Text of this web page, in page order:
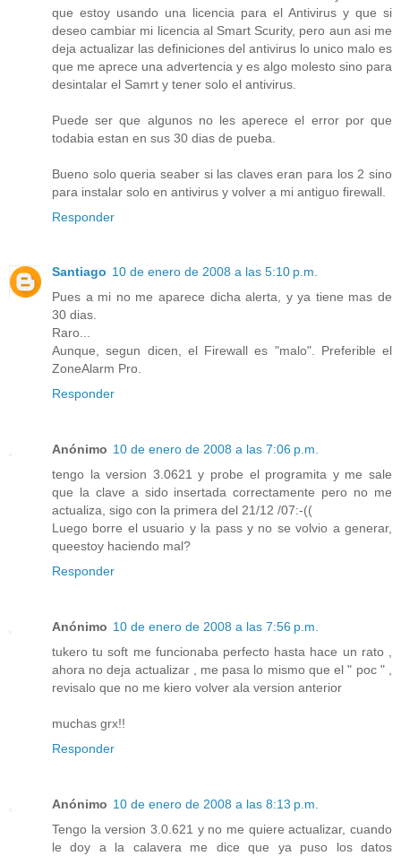
que estoy usando una licencia para el Antivirus y que si
deseo cambiar mi licencia al Smart Scurity, pero aun asi me
deja actualizar las definiciones del antivirus lo unico malo es
que me aprece una advertencia y es algo molesto sino para
desintalar el Samrt y tener solo el antivirus.
Puede ser que algunos no les aperece el error por que
todabia estan en sus 30 dias de pueba.
Bueno solo queria seaber si las claves eran para los 2 sino
para instalar solo en antivirus y volver a mi antiguo firewall.
Responder
Santiago 10 de enero de 2008 a las 5:10 p.m.
Pues a mi no me aparece dicha alerta, y ya tiene mas de
30 dias.
Raro...
Aunque, segun dicen, el Firewall es "malo". Preferible el
ZoneAlarm Pro.
Responder
Anónimo 10 de enero de 2008 a las 7:06 p.m.
tengo la version 3.0621 y probe el programita y me sale
que la clave a sido insertada correctamente pero no me
actualiza, sigo con la primera del 21/12 /07:-((
Luego borre el usuario y la pass y no se volvio a generar,
queestoy haciendo mal?
Responder
Anónimo 10 de enero de 2008 a las 7:56 p.m.
tukero tu soft me funcionaba perfecto hasta hace un rato ,
ahora no deja actualizar , me pasa lo mismo que el " poc " ,
revisalo que no me kiero volver ala version anterior
muchas grx!!
Responder
Anónimo 10 de enero de 2008 a las 8:13 p.m.
Tengo la version 3.0.621 y no me quiere actualizar, cuando
le doy a la calavera me dice que ya puso los datos